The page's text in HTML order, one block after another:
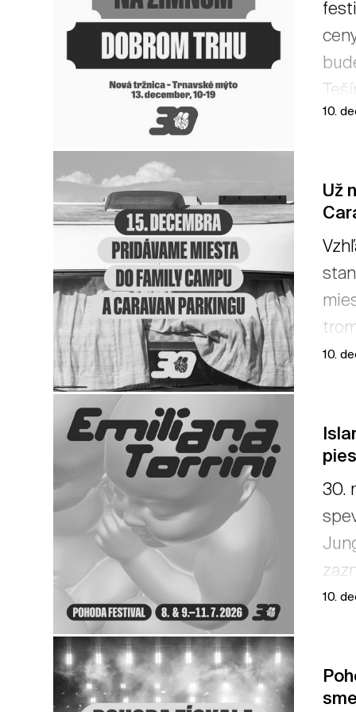
10.
Už
10.
30.
10.